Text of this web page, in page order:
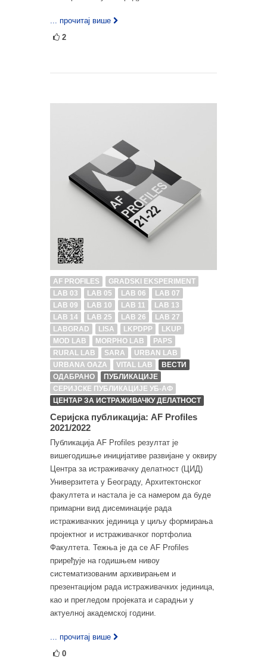
... прочитај више
2
AF PROFILES
GRADSKI EKSPERIMENT
LAB 03
LAB 05 LAB 06
LAB 07
LAB 09
LAB 10 LAB 11
LAB 13
LAB 14
LAB 25 LAB 26
LAB 27
LABGRAD
LISA LKPDPP
LKUP
MOD LAB
MORPHO LAB
PAPS
RURAL LAB
SARA
URBAN LAB
URBANA OAZA
VITAL LAB
ВЕСТИ
ОДАБРАНО
ПУБЛИКАЦИЈЕ
СЕРИЈСКЕ ПУБЛИКАЦИЈЕ УБ-АФ
ЦЕНТАР ЗА ИСТРАЖИВАЧКУ ДЕЛАТНОСТ
Серијска публикација: AF Profiles
2021/2022
Публикација AF Profiles резултат је
вишегодишње иницијативе развијане у оквиру
Центра за истраживачку делатност (ЦИД)
Универзитета у Београду, Архитектонског
факултета и настала је са намером да буде
примарни вид дисеминације рада
истраживачких јединица у циљу формирања
пројектног и истраживачког портфолиа
Факултета. Тежња је да се AF Profiles
приређује на годишњем нивоу
систематизованим архивирањем и
презентацијом рада истраживачких јединица,
као и прегледом пројеката и сарадњи у
актуелној академској години.
... прочитај више
0